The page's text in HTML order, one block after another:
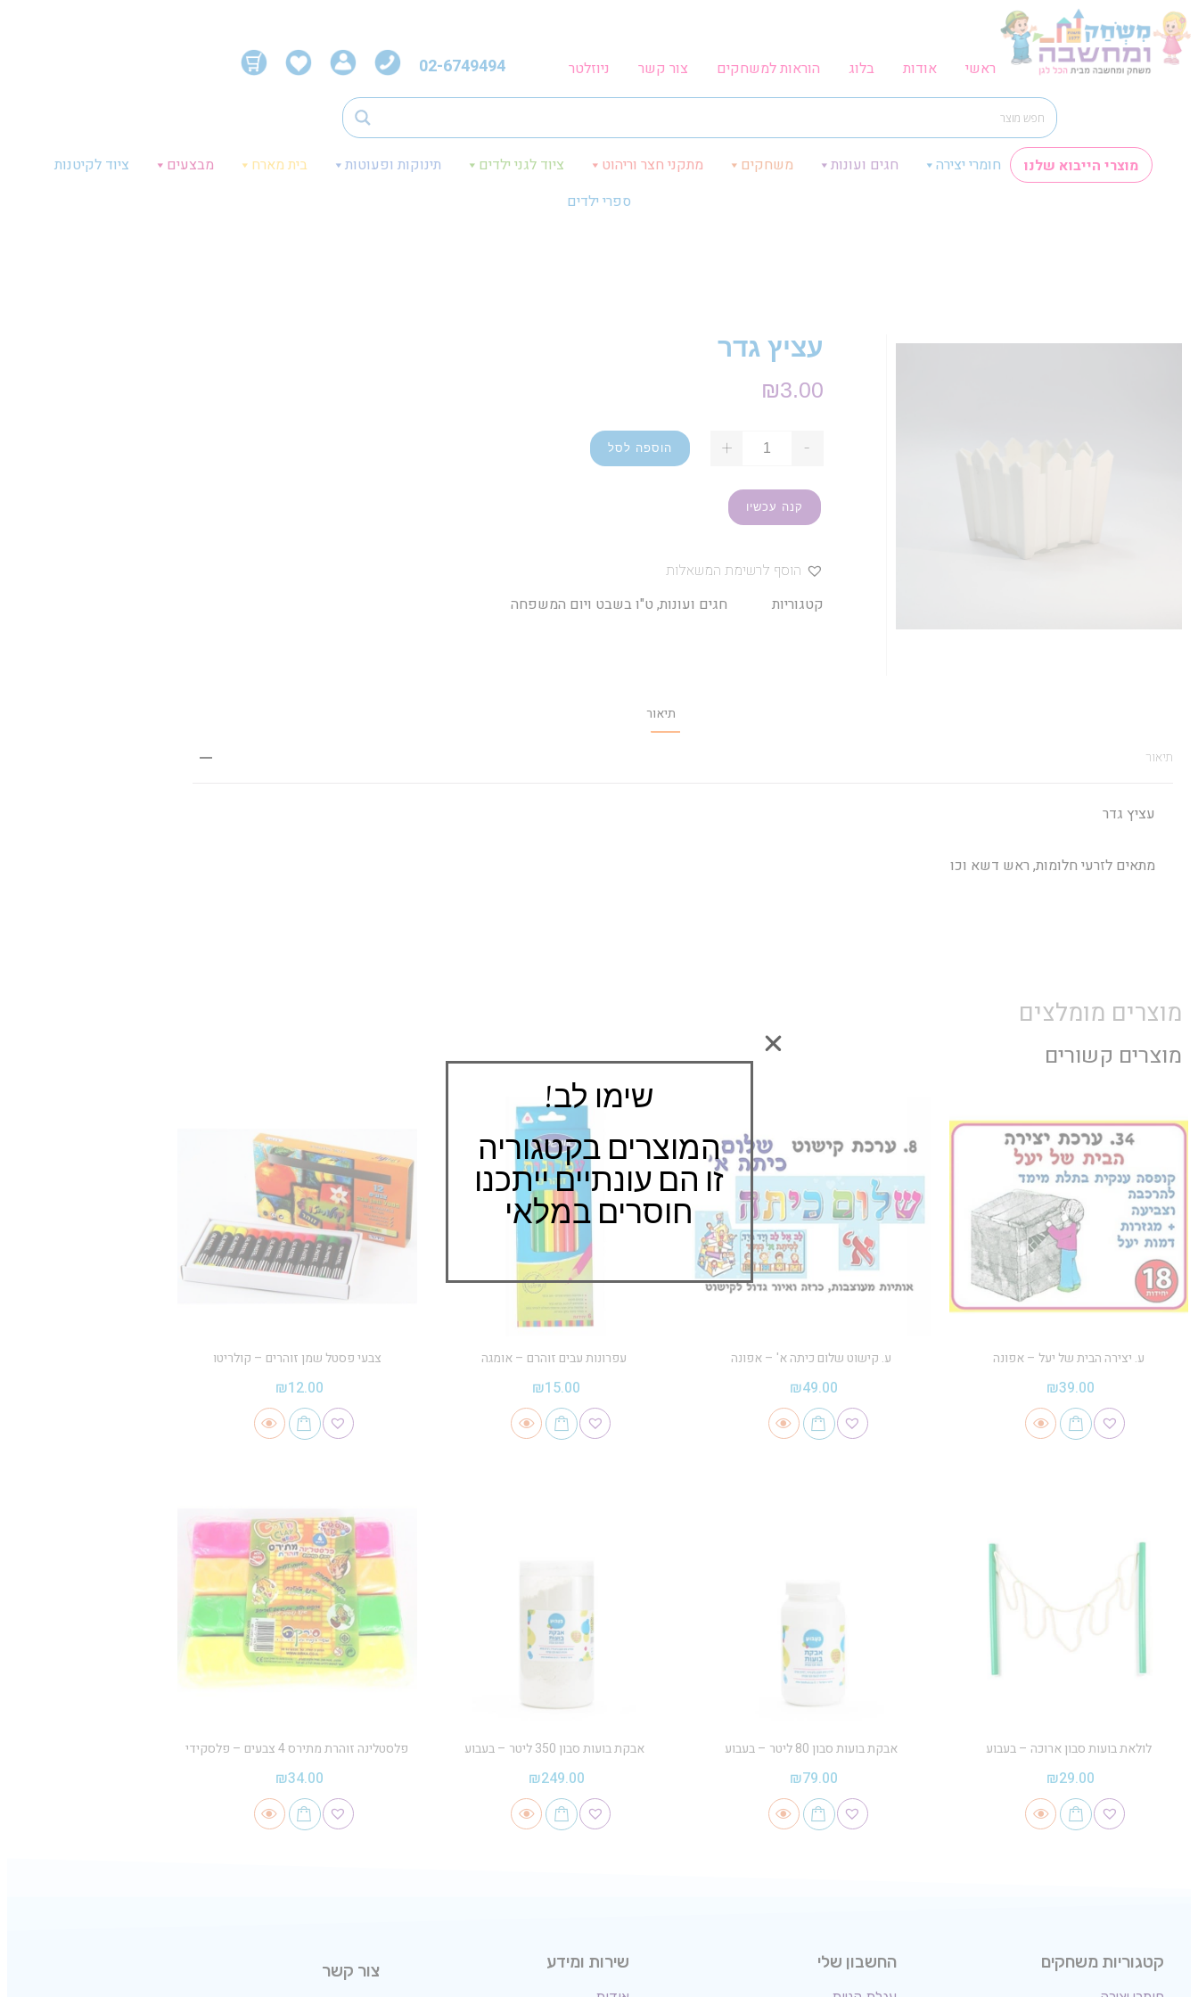
ראשי אודות בלוג הוראות למשחקים צור קשר ניוזלטר 02-6749494
מוצרי הייבוא שלנו חומרי יצירה חגים ועונות משחקים מתקני חצר וריהוט ציוד לגני ילדים תינוקות ופעוטות בית מארח מבצעים
ציוד לקיטנות
ספרי ילדים
עציץ גדר
₪3.00
-
+ הוספה לסל
קנה עכשיו
הוסף לרשימת המשאלות
קטגוריות
חגים ועונות, ט"ו בשבט ויום המשפחה
תיאור
תיאור
עציץ גדר
מתאים לזרעי חלומות, ראש דשא וכו
מוצרים מומלצים
מוצרים קשורים
ע. יצירה הבית של יעל – אפונה
₪39.00
ע. קישוט שלום כיתה א' – אפונה
₪49.00
עפרונות עבים זוהרם – אומגה
₪15.00
צבעי פסטל שמן זוהרים – קולריטו
₪12.00
לולאת בועות סבון ארוכה – בעבוע
₪29.00
אבקת בועות סבון 80 ליטר – בעבוע
₪79.00
אבקת בועות סבון 350 ליטר – בעבוע
₪249.00
פלסטלינה זוהרת מתירס 4 צבעים – פלסקידי
₪34.00
קטגוריות משחקים החשבון שלי שירות ומידע צור קשר
שימו לב!
המוצרים בקטגוריה
זו הם עונתיים ייתכנו
חוסרים במלאי